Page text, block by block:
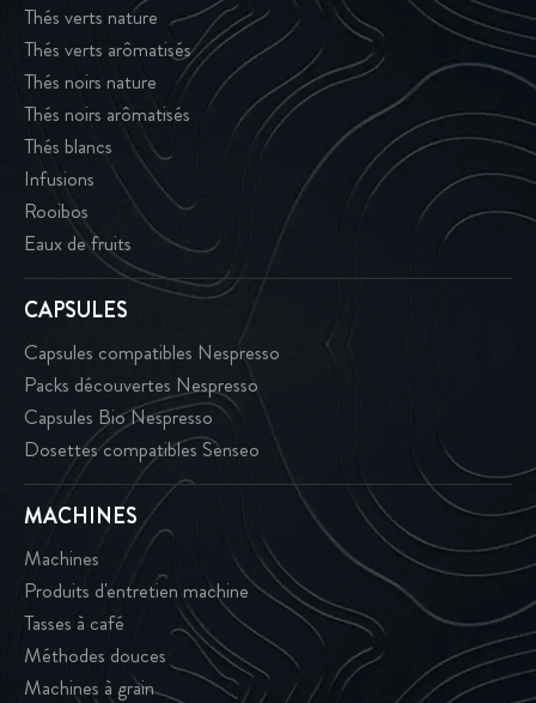
Thés verts nature
Thés verts arômatisés
Thés noirs nature
Thés noirs arômatisés
Thés blancs
Infusions
Rooibos
Eaux de fruits
CAPSULES
Capsules compatibles Nespresso
Packs découvertes Nespresso
Capsules Bio Nespresso
Dosettes compatibles Senseo
MACHINES
Machines
Produits d'entretien machine
Tasses à café
Méthodes douces
Machines à grain